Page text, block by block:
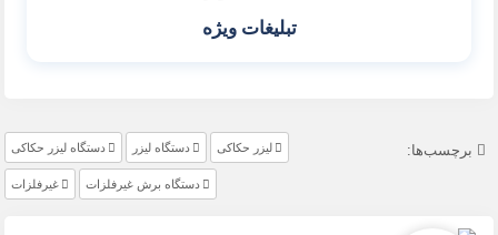
تبلیغات ویژه
برچسب‌ها: لیزر حکاکی دستگاه لیزر دستگاه لیزر حکاکی
دستگاه برش غیرفلزات غیرفلزات